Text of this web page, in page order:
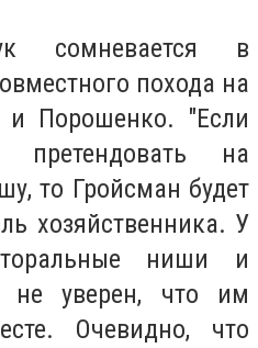
сомневается в
похода на
и Порошенко. "Если
претендовать на
то Гройсман будет
хозяйственника. У
ниши и
уверен, что им
Очевидно, что